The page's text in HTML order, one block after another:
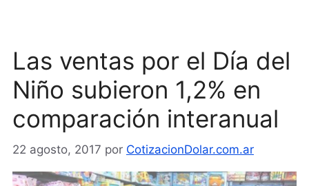
Las ventas por el Día del
Niño subieron 1,2% en
comparación interanual
22 agosto, 2017 por CotizacionDolar.com.ar